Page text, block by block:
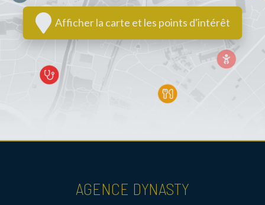
Afficher la carte et les points d'intérêt
AGENCE DYNASTY